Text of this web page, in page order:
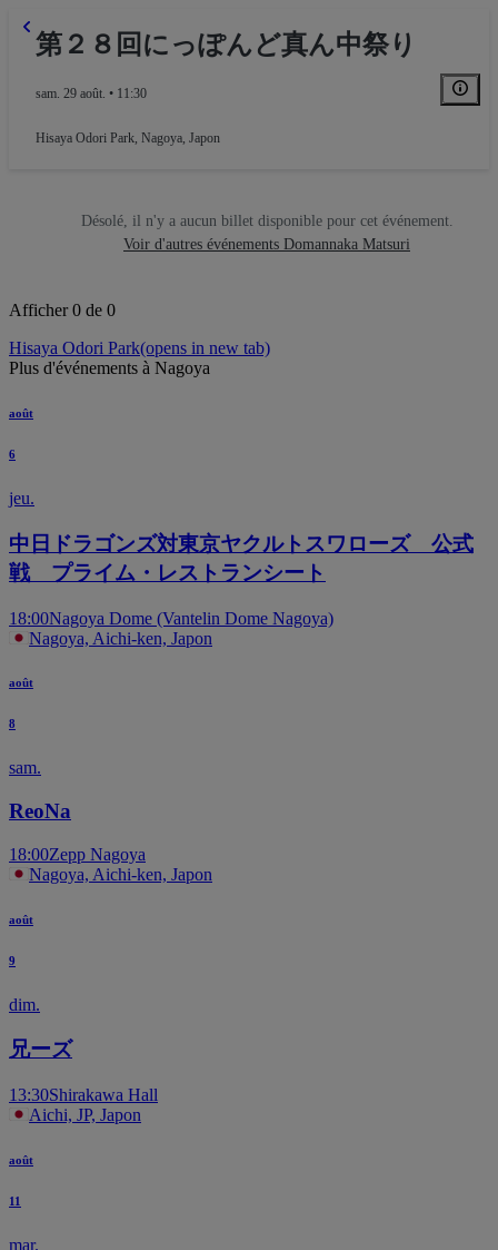
第２８回にっぽんど真ん中祭り
sam. 29 août. • 11:30
Hisaya Odori Park, Nagoya, Japon
Désolé, il n'y a aucun billet disponible pour cet événement.
Voir d'autres événements Domannaka Matsuri
Afficher 0 de 0
Hisaya Odori Park(opens in new tab)
Plus d'événements à Nagoya
août
6
jeu.
中日ドラゴンズ対東京ヤクルトスワローズ 公式
戦 プライム・レストランシート
18:00Nagoya Dome (Vantelin Dome Nagoya)
Nagoya, Aichi-ken, Japon
août
8
sam.
ReoNa
18:00Zepp Nagoya
Nagoya, Aichi-ken, Japon
août
9
dim.
兄ーズ
13:30Shirakawa Hall
Aichi, JP, Japon
août
11
mar.